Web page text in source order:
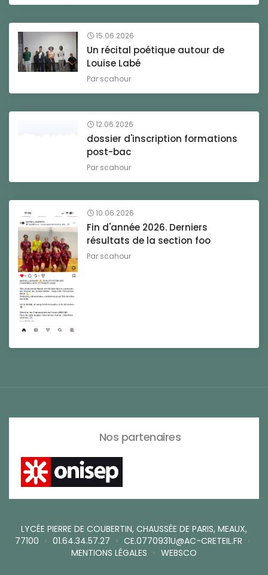
15.06.2026
Un récital poétique autour de
Louise Labé
Par scahour
12.06.2026
dossier d'inscription formations
post-bac
Par scahour
10.06.2026
Fin d'année 2026. Derniers
résultats de la section foo
Par scahour
Nos partenaires
LYCÉE PIERRE DE COUBERTIN, CHAUSSÉE DE PARIS, MEAUX,
77100 • 01.64.34.57.27 • CE.0770931U@AC-CRETEIL.FR •
MENTIONS LÉGALES • WEBSCO